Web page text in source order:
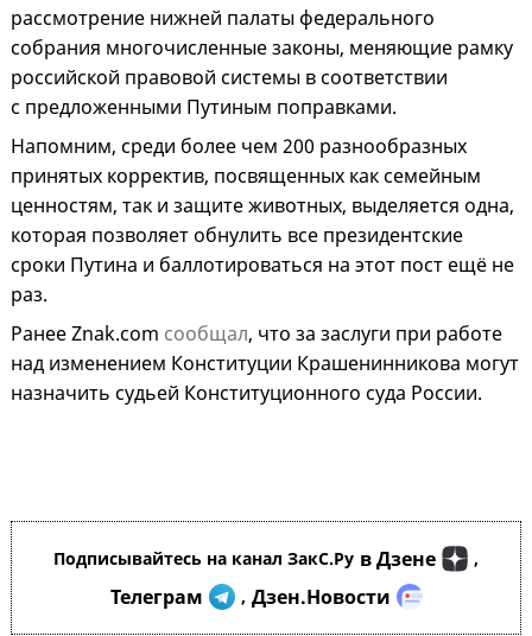
рассмотрение нижней палаты федерального
собрания многочисленные законы, меняющие рамку
российской правовой системы в соответствии
с предложенными Путиным поправками.
Напомним, среди более чем 200 разнообразных
принятых корректив, посвященных как семейным
ценностям, так и защите животных, выделяется одна,
которая позволяет обнулить все президентские
сроки Путина и баллотироваться на этот пост ещё не
раз.
Ранее Znak.com сообщал, что за заслуги при работе
над изменением Конституции Крашенинникова могут
назначить судьей Конституционного суда России.
Подписывайтесь на канал ЗакС.Ру в Дзене ,
Телеграм , Дзен.Новости